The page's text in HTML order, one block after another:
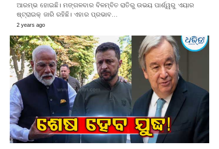
ଆରମ୍ଭ ହୋଇଛି। ମଙ୍ଗଳବାର ବିଳମ୍ବିତ ରାତିରୁ ଉଭୟ ପାର୍ଶ୍ୱରୁ ଏୟାର
ଷ୍ଟ୍ରାଇକ୍ ଜାରି ରହିଛି। ଏହାର ପ୍ରଭାବ…
2 years ago